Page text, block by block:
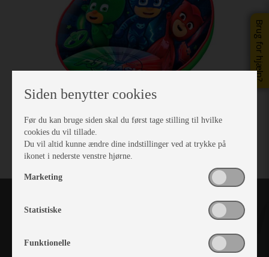
Brug for hjælp?
Siden benytter cookies
Før du kan bruge siden skal du først tage stilling til hvilke
cookies du vil tillade.
Du vil altid kunne ændre dine indstillinger ved at trykke på
ikonet i nederste venstre hjørne.
Marketing
Statistiske
Funktionelle